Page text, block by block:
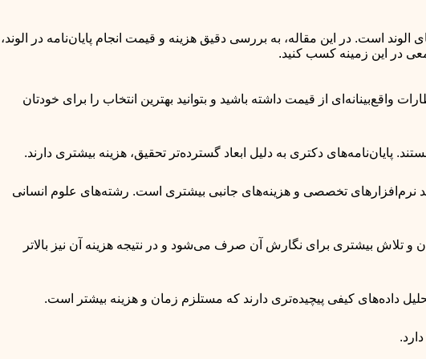
است. در این مقاله، به بررسی دقیق هزینه و قیمت انجام پایان‌نامه در الوند،
در این زمینه کسب کنید.
واقع‌بینانه‌ای از قیمت داشته باشید و بتوانید بهترین انتخاب را برای خودتان
دکتری به دلیل ابعاد گسترده‌تر تحقیق، هزینه بیشتری دارند.
نرم‌افزارهای تخصصی و هزینه‌های جانبی بیشتری است. رشته‌های علوم انسانی
و تلاش بیشتری برای نگارش آن صرف می‌شود و در نتیجه هزینه آن نیز بالاتر
داده‌های کیفی پیچیده‌تری دارند که مستلزم زمان و هزینه بیشتر است.